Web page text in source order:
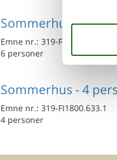
Sommerhus - 6
Emne nr.: 319-FI1800.625.1
6 personer
Sommerhus - 4
Emne nr.: 319-FI1800.633.1
4 personer